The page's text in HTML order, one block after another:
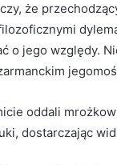
że
o jego względy.
oddali
dostarczając